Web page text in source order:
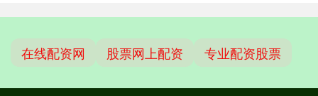
在线配资网 股票网上配资 专业配资股票